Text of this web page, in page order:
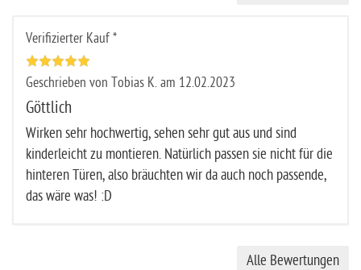
Verifizierter Kauf *
Geschrieben von Tobias K. am 12.02.2023
Göttlich
Wirken sehr hochwertig, sehen sehr gut aus und sind
kinderleicht zu montieren. Natürlich passen sie nicht für die
hinteren Türen, also bräuchten wir da auch noch passende,
das wäre was! :D
Alle Bewertungen